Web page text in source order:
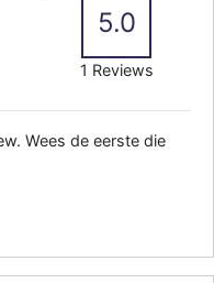
5.0
1 Reviews
Wees de eerste die